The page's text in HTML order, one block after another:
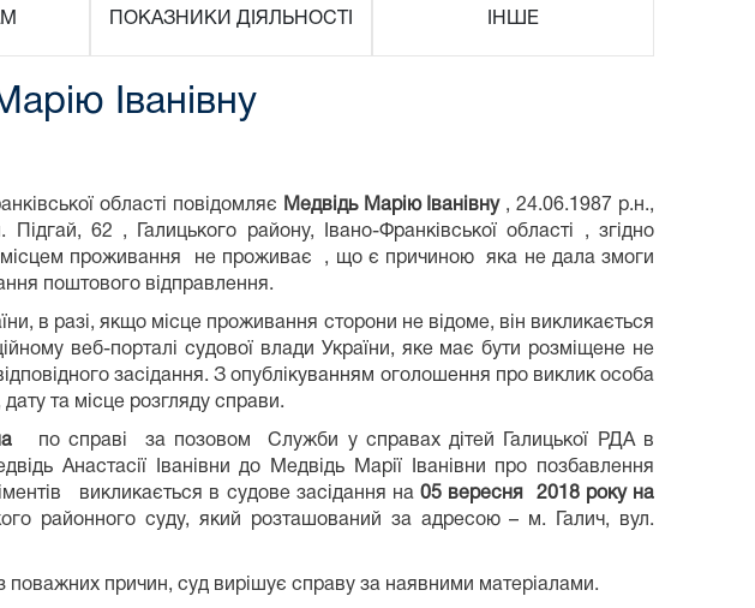
ПОКАЗНИКИ ДІЯЛЬНОСТІ ІНШЕ
Іванівну
області повідомляє Медвідь Марію Іванівну, 24.06.1987 р.н.,
62 , Галицького району, Івано-Франківської області , згідно
місцем проживання не проживає , що є причиною яка не дала змоги
поштового відправлення.
в разі, якщо місце проживання сторони не відоме, він викликається
веб-порталі судової влади України, яке має бути розміщене не
засідання. З опублікуванням оголошення про виклик особа
та місце розгляду справи.
по справі за позовом Служби у справах дітей Галицької РДА в
Анастасії Іванівни до Медвідь Марії Іванівни про позбавлення
викликається в судове засідання на05 вересня
2018 року на
районного суду, який розташований за адресою – м. Галич, вул.
поважних причин, суд вирішує справу за наявними матеріалами.